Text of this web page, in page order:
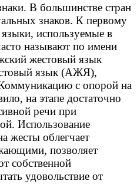
В большинстве стран
знаков. К первому
используемые в
называют по имени
жестовый язык
язык (АЖЯ),
с опорой на
на этапе достаточно
речи при
Использование
жесты облегчает
позволяет
собственной
удовольствие от